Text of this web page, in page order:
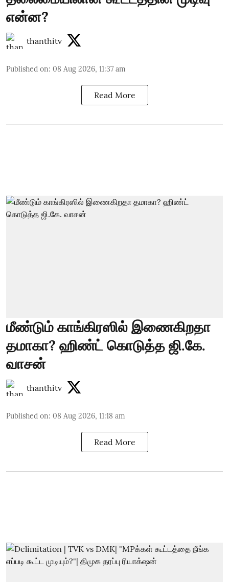
என்ன?
thanthitv
Published on: 08 Aug 2026, 11:37 am
Read More
மீண்டும் காங்கிரஸில் இணைகிறதா
தமாகா? ஹிண்ட் கொடுத்த ஜி.கே.
வாசன்
thanthitv
Published on: 08 Aug 2026, 11:18 am
Read More